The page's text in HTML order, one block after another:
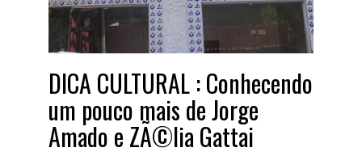
DICA CULTURAL : Conhecendo
um pouco mais de Jorge
Amado e ZÃ©lia Gattai